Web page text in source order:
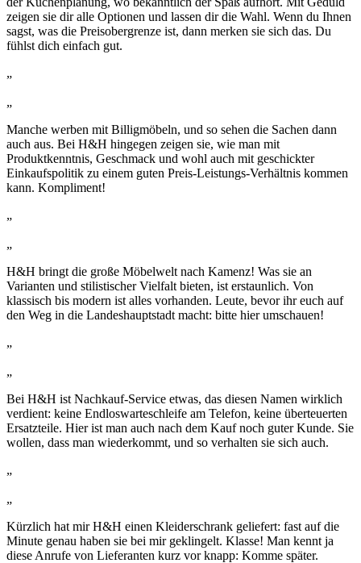
zeigen sie dir alle Optionen und lassen dir die Wahl. Wenn du Ihnen
sagst, was die Preisobergrenze ist, dann merken sie sich das. Du
fühlst dich einfach gut.
„
„
Manche werben mit Billigmöbeln, und so sehen die Sachen dann
auch aus. Bei H&H hingegen zeigen sie, wie man mit
Produktkenntnis, Geschmack und wohl auch mit geschickter
Einkaufspolitik zu einem guten Preis-Leistungs-Verhältnis kommen
kann. Kompliment!
„
„
H&H bringt die große Möbelwelt nach Kamenz! Was sie an
Varianten und stilistischer Vielfalt bieten, ist erstaunlich. Von
klassisch bis modern ist alles vorhanden. Leute, bevor ihr euch auf
den Weg in die Landeshauptstadt macht: bitte hier umschauen!
„
„
Bei H&H ist Nachkauf-Service etwas, das diesen Namen wirklich
verdient: keine Endloswarteschleife am Telefon, keine überteuerten
Ersatzteile. Hier ist man auch nach dem Kauf noch guter Kunde. Sie
wollen, dass man wiederkommt, und so verhalten sie sich auch.
„
„
Kürzlich hat mir H&H einen Kleiderschrank geliefert: fast auf die
Minute genau haben sie bei mir geklingelt. Klasse! Man kennt ja
diese Anrufe von Lieferanten kurz vor knapp: Komme später.